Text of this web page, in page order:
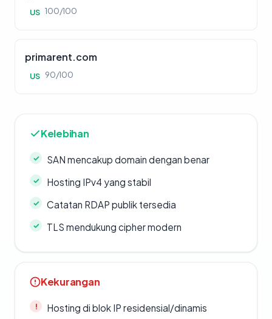
US 100/100
primarent.com
US 90/100
Kelebihan
SAN mencakup domain dengan benar
Hosting IPv4 yang stabil
Catatan RDAP publik tersedia
TLS mendukung cipher modern
Kekurangan
Hosting di blok IP residensial/dinamis